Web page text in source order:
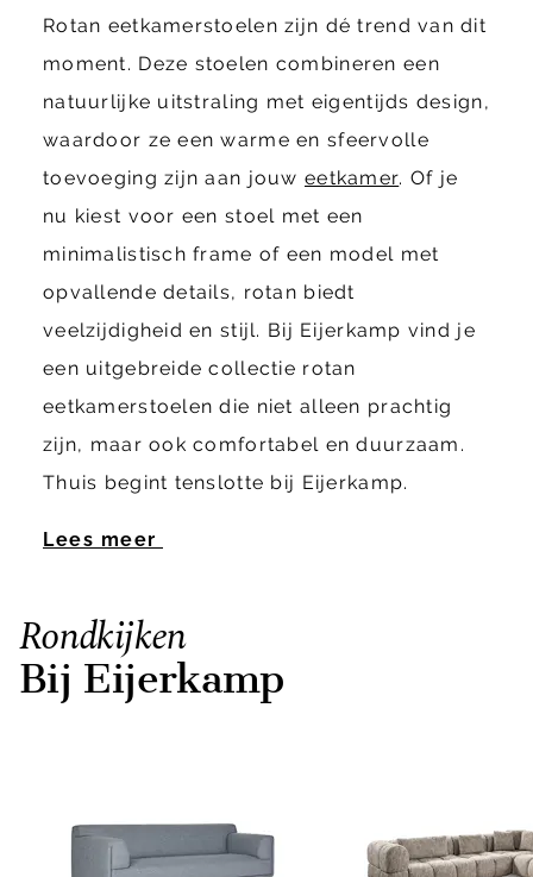
Rotan eetkamerstoelen zijn dé trend van dit
moment. Deze stoelen combineren een
natuurlijke uitstraling met eigentijds design,
waardoor ze een warme en sfeervolle
toevoeging zijn aan jouw eetkamer. Of je
nu kiest voor een stoel met een
minimalistisch frame of een model met
opvallende details, rotan biedt
veelzijdigheid en stijl. Bij Eijerkamp vind je
een uitgebreide collectie rotan
eetkamerstoelen die niet alleen prachtig
zijn, maar ook comfortabel en duurzaam.
Thuis begint tenslotte bij Eijerkamp.
Lees meer
Rondkijken
Bij Eijerkamp